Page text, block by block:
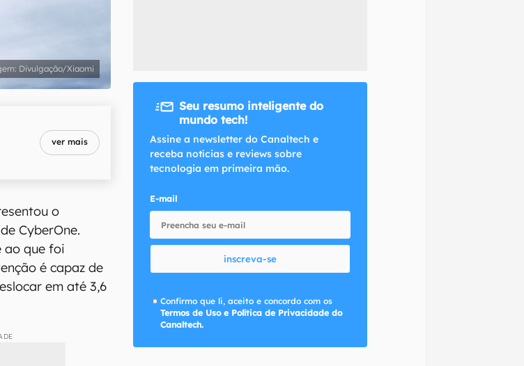
Divulgação/Xiaomi
ver mais
o
CyberOne.
ao que foi
é capaz de
em até 3,6
Seu resumo inteligente do
mundo tech!
Assine a newsletter do Canaltech e
receba notícias e reviews sobre
tecnologia em primeira mão.
E-mail
inscreva-se
Confirmo que li, aceito e concordo com os
Termos de Uso e Política de Privacidade do
Canaltech.